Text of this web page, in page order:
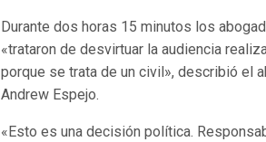
Durante dos horas 15 minutos los
«trataron de desvirtuar la audiencia
porque se trata de un civil», describió el
Andrew Espejo.
«Esto es una decisión política.